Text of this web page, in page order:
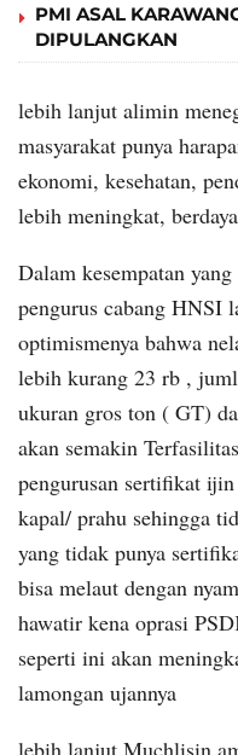
PMI ASAL
DIPULANGKAN
lebih lanjut alimin
masyarakat punya
ekonomi, kesehatan,
lebih meningkat,
Dalam kesempatan
pengurus cabang HNSI
optimismenya bahwa
lebih kurang 23 rb ,
ukuran gros ton ( GT)
akan semakin
pengurusan sertifikat
kapal/ prahu sehingga
yang tidak punya
bisa melaut dengan
hawatir kena oprasi
seperti ini akan
lamongan ujannya
lebih lanjut Muchlisin